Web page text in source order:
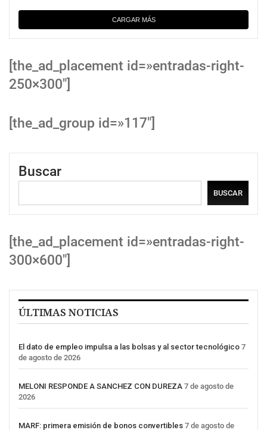
CARGAR MÁS
[the_ad_placement id=»entradas-right-
250×300″]
[the_ad_group id=»117″]
Buscar
BUSCAR
[the_ad_placement id=»entradas-right-
300×600″]
ÚLTIMAS NOTICIAS
El dato de empleo impulsa a las bolsas y al sector tecnológico 7
de agosto de 2026
MELONI RESPONDE A SANCHEZ CON DUREZA 7 de agosto de
2026
MARF: primera emisión de bonos convertibles 7 de agosto de